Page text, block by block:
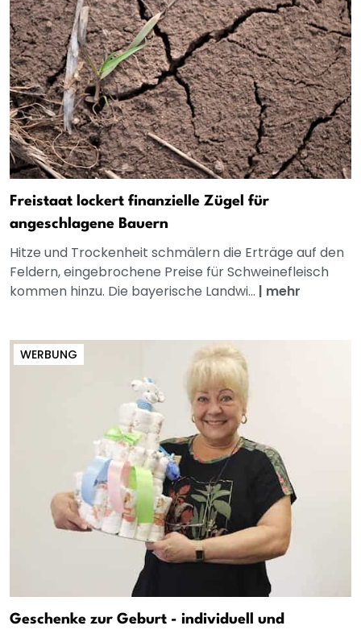
Freistaat lockert finanzielle Zügel für
angeschlagene Bauern
Hitze und Trockenheit schmälern die Erträge auf den
Feldern, eingebrochene Preise für Schweinefleisch
kommen hinzu. Die bayerische Landwi... | mehr
WERBUNG
Geschenke zur Geburt - individuell und